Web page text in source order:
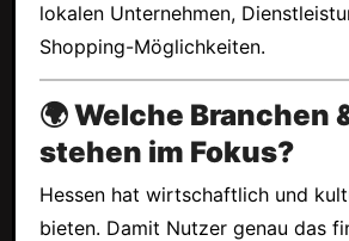
lokalen Unternehmen,
Shopping-Möglichkeiten.
🌍 Welche Branchen
stehen im Fokus?
Hessen hat wirtschaftlich und
bieten. Damit Nutzer genau das